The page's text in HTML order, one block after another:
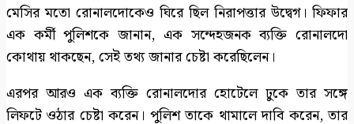
মেসির মতো রোনালদোকেও ঘিরে ছিল নিরাপত্তার উদ্বেগ। ফিফার
এক কর্মী পুলিশকে জানান, এক সন্দেহজনক ব্যক্তি রোনালদো
কোথায় থাকছেন, সেই তথ্য জানার চেষ্টা করেছিলেন।
এরপর আরও এক ব্যক্তি রোনালদোর হোটেলে ঢুকে তার সঙ্গে
লিফটে ওঠার চেষ্টা করেন। পুলিশ তাকে থামালে দাবি করেন, তার